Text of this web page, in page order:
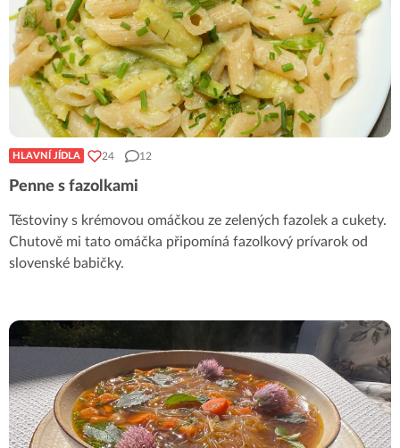
HLAVNÍ JÍDLA 24 12
Penne s fazolkami
Těstoviny s krémovou omáčkou ze zelených fazolek a cukety.
Chutově mi tato omáčka připomíná fazolkový prívarok od
slovenské babičky.